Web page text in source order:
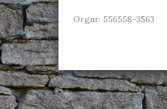
Orgnr: 556558-3563